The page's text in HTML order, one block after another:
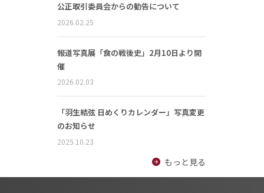
公正取引委員会からの勧告について
2026.02.25
報道写真展「食の戦後史」2月10日より開
催
2026.02.03
「羽生結弦 日めくりカレンダー」写真変更
のお知らせ
2025.10.23
もっと見る